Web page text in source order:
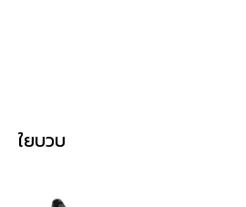
ใยบวบ